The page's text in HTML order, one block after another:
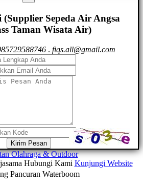
Sepeda Air Angsa
Taman Wisata Air)
. fiqs.all@gmail.com
Kirim Pesan
Olahraga & Outdoor
Hubungi Kami Kunjungi Website